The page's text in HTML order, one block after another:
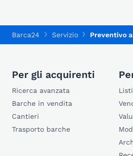
Barca24 Servizio Preventivo
Per gli acquirenti
Ricerca avanzata
Barche in vendita
Cantieri
Trasporto barche